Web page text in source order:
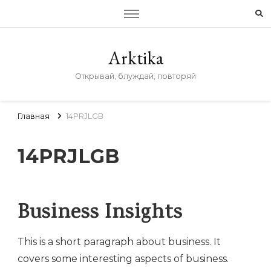
Arktika
Открывай, блуждай, повторяй
Главная 14PRJLGB
14PRJLGB
Business Insights
This is a short paragraph about business. It
covers some interesting aspects of business.